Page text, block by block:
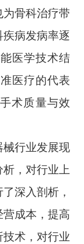
骨科治疗带
病发病率逐
医学技术结
医疗的代表
术质量与效
行业发展现
，对行业上
深入剖析，
成本，提高
术，对行业